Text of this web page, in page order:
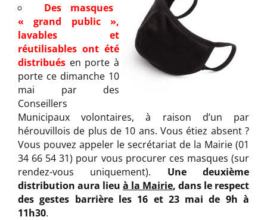
Des masques
« grand public »,
lavables et
réutilisables ont été
distribués en porte à
porte ce dimanche 10
mai par des
Conseillers
Municipaux volontaires, à raison d’un par
hérouvillois de plus de 10 ans. Vous étiez absent ?
Vous pouvez appeler le secrétariat de la Mairie (01
34 66 54 31) pour vous procurer ces masques (sur
rendez-vous uniquement). Une deuxième
distribution aura lieu à la Mairie, dans le respect
des gestes barrière les 16 et 23 mai de 9h à
11h30.